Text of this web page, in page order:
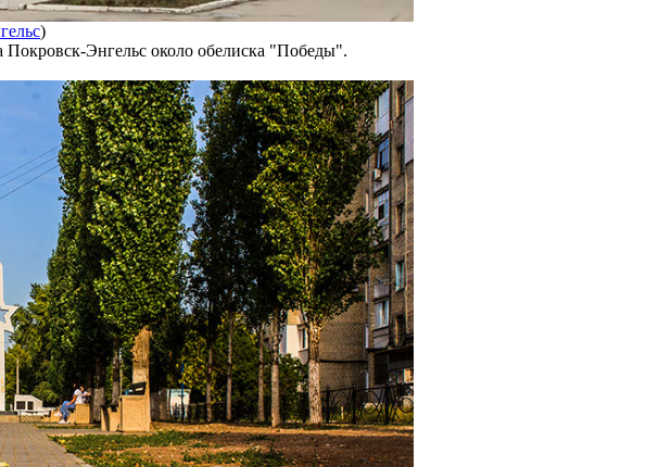
)
Покровск-Энгельс около обелиска "Победы".